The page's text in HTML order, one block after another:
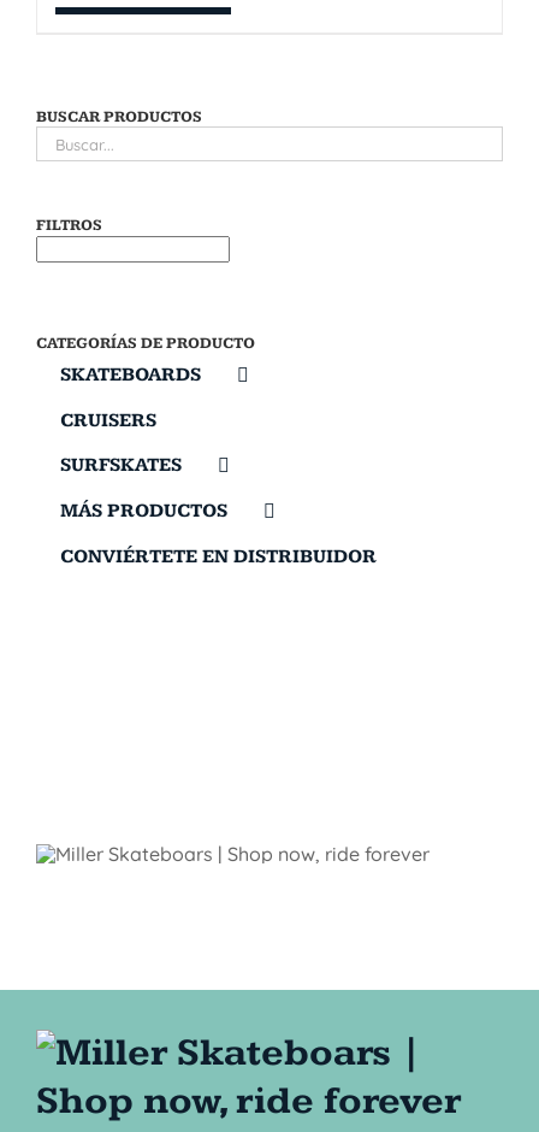
BUSCAR PRODUCTOS
FILTROS
CATEGORÍAS DE PRODUCTO
SKATEBOARDS
CRUISERS
SURFSKATES
MÁS PRODUCTOS
CONVIÉRTETE EN DISTRIBUIDOR